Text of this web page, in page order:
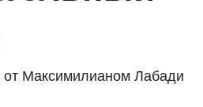
от Максимилианом Лабади